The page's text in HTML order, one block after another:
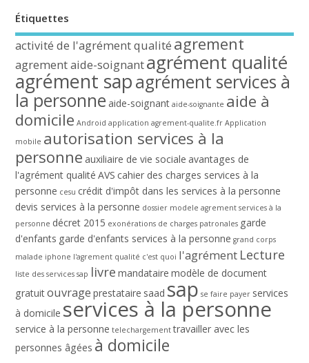
Étiquettes
activité de l'agrément qualité agrement
agrement aide-soignantagrément qualité
agrément sapagrément services à
la personne aide-soignant aide-soignante aide à
domicile Android application agrement-qualite.fr Application
mobile autorisation services à la
personne auxiliaire de vie sociale avantages de
l'agrément qualité AVS cahier des charges services à la
personne cesu crédit d'impôt dans les services à la personne
devis services à la personne dossier modele agrement services à la
personne décret 2015 exonérations de charges patronales garde
d'enfants garde d'enfants services à la personne grand corps
malade iphone l'agrement qualité c'est quoi l'agrément Lecture
liste des services sap livre mandataire modèle de document
gratuitouvrage prestataire saad sap se faire payer services
à domicile services à la personne
service à la personne telechargement travailler avec les
personnes âgées à domicile